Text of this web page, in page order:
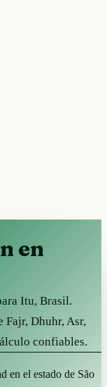
en
Itu, Brasil.
Fajr, Dhuhr, Asr,
confiables.
en el estado de São